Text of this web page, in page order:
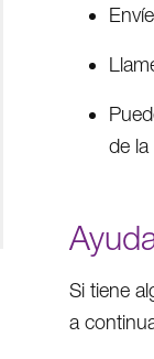
de la
Si tiene
a